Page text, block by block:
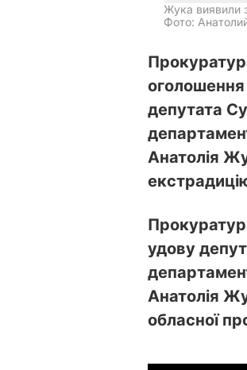
Жука виявили
Фото:
оголошення
депутата
Анатолія
удову
Анатолія
обласної